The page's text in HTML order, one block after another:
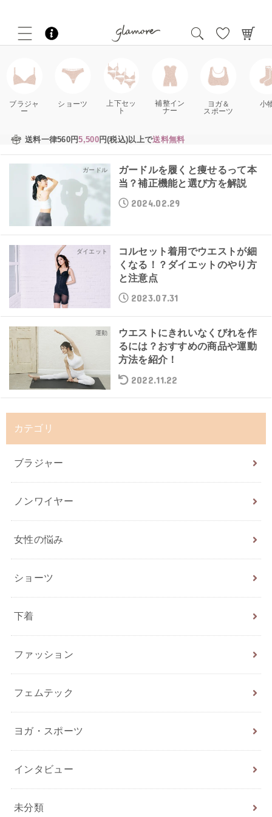
ブラジャ
ー
ショーツ
上下セッ
ト
補整イン
ナー
ヨガ＆
スポーツ
小
送料一律560円5,500円(税込)以上で送料無料
ガードル
ガードルを履くと痩せるって本
当？補正機能と選び方を解説
2024.02.29
ダイエット
コルセット着用でウエストが細
くなる！？ダイエットのやり方
と注意点
2023.07.31
運動
ウエストにきれいなくびれを作
るには？おすすめの商品や運動
方法を紹介！
2022.11.22
カテゴリ
ブラジャー
ノンワイヤー
女性の悩み
ショーツ
下着
ファッション
フェムテック
ヨガ・スポーツ
インタビュー
未分類